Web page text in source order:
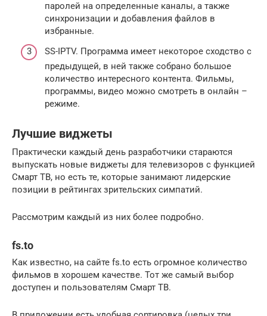
паролей на определенные каналы, а также
синхронизации и добавления файлов в
избранные.
SS-IPTV. Программа имеет некоторое сходство с
предыдущей, в ней также собрано большое
количество интересного контента. Фильмы,
программы, видео можно смотреть в онлайн –
режиме.
Лучшие виджеты
Практически каждый день разработчики стараются
выпускать новые виджеты для телевизоров с функцией
Смарт ТВ, но есть те, которые занимают лидерские
позиции в рейтингах зрительских симпатий.
Рассмотрим каждый из них более подробно.
fs.to
Как известно, на сайте fs.to есть огромное количество
фильмов в хорошем качестве. Тот же самый выбор
доступен и пользователям Смарт ТВ.